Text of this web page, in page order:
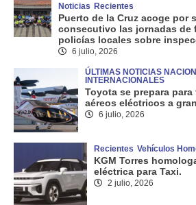
Noticias Recientes
Puerto de la Cruz acoge por
consecutivo las jornadas de
policías locales sobre
6 julio, 2026
ÚLTIMAS NOTICIAS
INTERNACIONALES
Toyota se prepara
aéreos eléctricos a
6 julio, 2026
Recientes Vehículos
KGM Torres
eléctrica para Taxi.
2 julio, 2026